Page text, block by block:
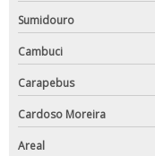
Sumidouro
Cambuci
Carapebus
Cardoso Moreira
Areal